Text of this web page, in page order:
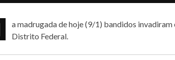
Distrito Federal.